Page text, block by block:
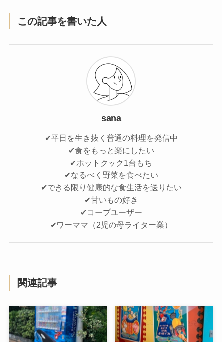
この記事を書いた人
sana
✔平日を生き抜く普通の料理を発信中
✔食をもっと楽にしたい
✔ホットクック1台もち
✔なるべく野菜を食べたい
✔できる限り健康的な食生活を送りたい
✔甘いもの好き
✔コープユーザー
✔ワーママ（2児の母ライター業）
関連記事